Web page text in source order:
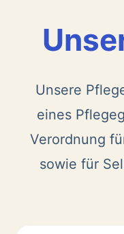
Unsere
eines
Verordnung
sowie für